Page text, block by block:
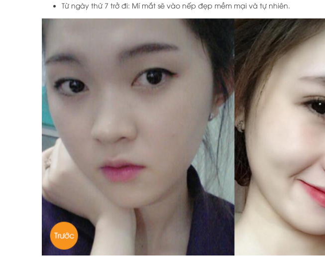
Từ ngày thứ 7 trở đi: Mí mắt sẽ vào nếp đẹp mềm mại và tự nhiên.